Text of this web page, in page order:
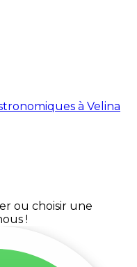
à Velina
ou choisir une
!